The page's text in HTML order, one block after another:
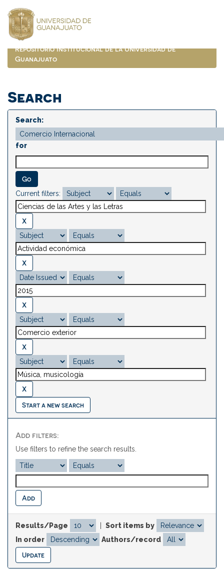
navigation
Repositorio Institucional de la Universidad de
Guanajuato
Search
Search:
for
Current filters:
Start a new search
Add filters:
Use filters to refine the search results.
Results/Page
Sort items by
In order
Authors/record